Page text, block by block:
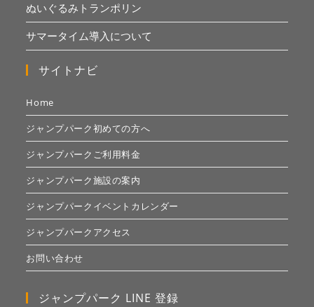
ぬいぐるみトランポリン
サマータイム導入について
サイトナビ
Home
ジャンプパーク初めての方へ
ジャンプパークご利用料金
ジャンプパーク施設の案内
ジャンプパークイベントカレンダー
ジャンプパークアクセス
お問い合わせ
ジャンプパーク LINE 登録